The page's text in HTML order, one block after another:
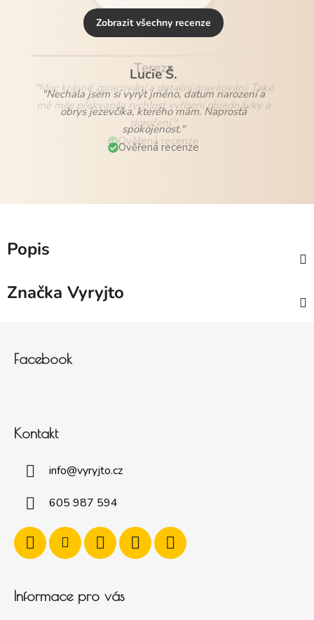
Zobrazit všechny recenze
Lucie Š.
"Nechala jsem si vyrýt jméno, datum narození a
obrys jezevčíka, kterého mám. Naprostá
spokojenost."
Ověřená recenze
Popis
Značka Vyryjto
Facebook
Kontakt
info@vyryjto.cz
605 987 594
Informace pro vás